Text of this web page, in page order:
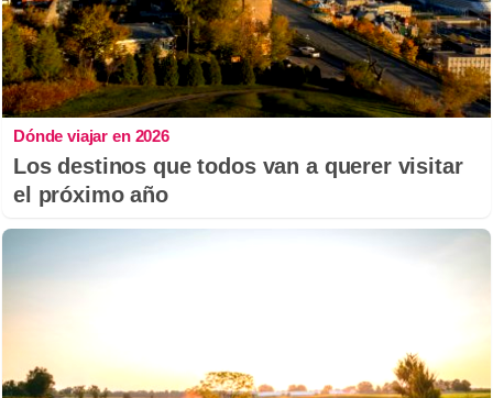
Dónde viajar en 2026
Los destinos que todos van a querer visitar
el próximo año